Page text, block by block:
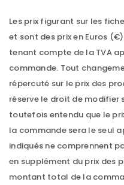
Les prix figurant sur les
et sont des prix en Euros
tenant compte de la TVA
commande. Tout
répercuté sur le prix des
réserve le droit de modifier
toutefois entendu que le
la commande sera le seul
indiqués ne comprennent
en supplément du prix des
montant total de la